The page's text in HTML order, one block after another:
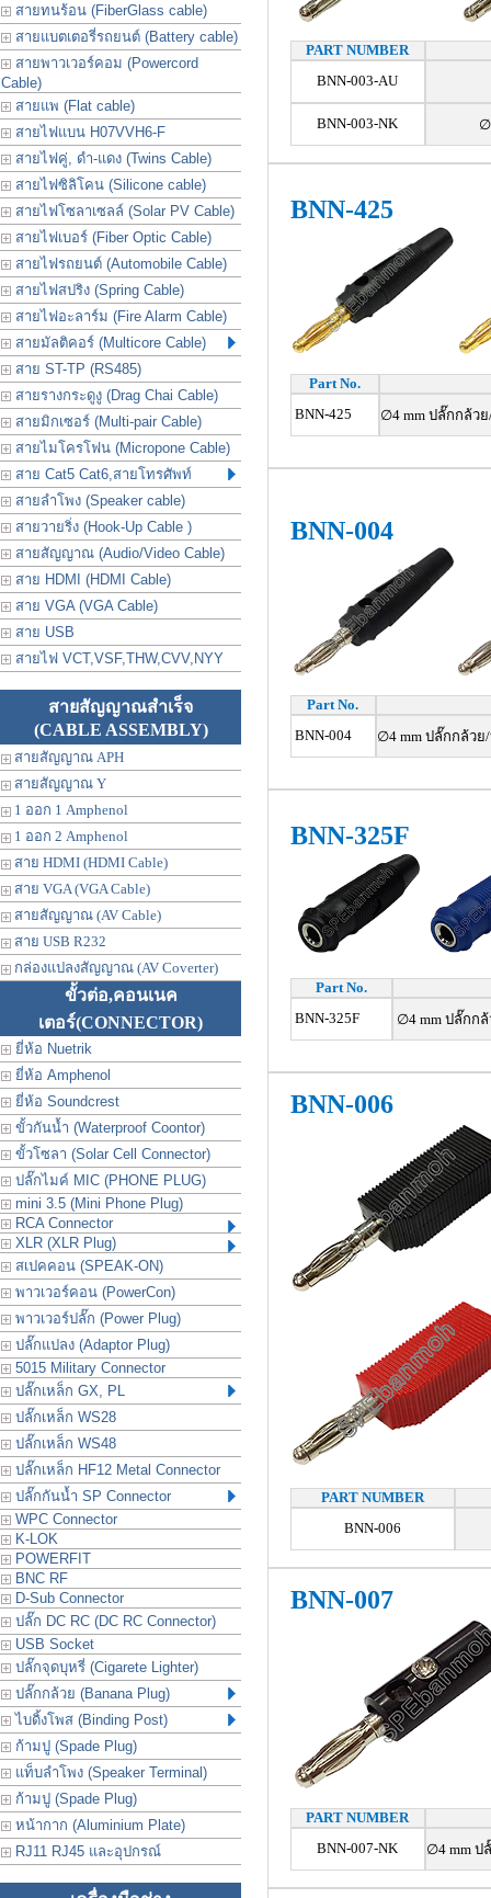
สายทนร้อน (FiberGlass cable)
สายแบตเตอรี่รถยนต์ (Battery cable)
สายพาวเวอร์คอม (Powercord
Cable)
สายแพ (Flat cable)
สายไฟแบน H07VVH6-F
สายไฟคู่, ดำ-แดง (Twins Cable)
สายไฟซิลิโคน (Silicone cable)
สายไฟโซลาเซลล์ (Solar PV Cable)
สายไฟเบอร์ (Fiber Optic Cable)
สายไฟรถยนต์ (Automobile Cable)
สายไฟสปริง (Spring Cable)
สายไฟอะลาร์ม (Fire Alarm Cable)
สายมัลติคอร์ (Multicore Cable)
สาย ST-TP (RS485)
สายรางกระดูงู (Drag Chai Cable)
สายมิกเซอร์ (Multi-pair Cable)
สายไมโครโฟน (Micropone Cable)
สาย Cat5 Cat6,สายโทรศัพท์
สายลำโพง (Speaker cable)
สายวายริ่ง (Hook-Up Cable )
สายสัญญาณ (Audio/Video Cable)
สาย HDMI (HDMI Cable)
สาย VGA (VGA Cable)
สาย USB
สายไฟ VCT,VSF,THW,CVV,NYY
สายสัญญาณสำเร็จ
(CABLE ASSEMBLY)
สายสัญญาณ APH
สายสัญญาณ Y
1 ออก 1 Amphenol
1 ออก 2 Amphenol
สาย HDMI (HDMI Cable)
สาย VGA (VGA Cable)
สายสัญญาณ (AV Cable)
สาย USB R232
กล่องแปลงสัญญาณ (AV Coverter)
ขั้วต่อ,คอนเนค
เตอร์(CONNECTOR)
ยี่ห้อ Nuetrik
ยี่ห้อ Amphenol
ยี่ห้อ Soundcrest
ขั้วกันน้ำ (Waterproof Coontor)
ขั้วโซลา (Solar Cell Connector)
ปลั๊กไมค์ MIC (PHONE PLUG)
mini 3.5 (Mini Phone Plug)
RCA Connector
XLR (XLR Plug)
สเปคคอน (SPEAK-ON)
พาวเวอร์คอน (PowerCon)
พาวเวอร์ปลั๊ก (Power Plug)
ปลั๊กแปลง (Adaptor Plug)
5015 Military Connector
ปลั๊กเหล็ก GX, PL
ปลั๊กเหล็ก WS28
ปลั๊กเหล็ก WS48
ปลั๊กเหล็ก HF12 Metal Connector
ปลั๊กกันน้ำ SP Connector
WPC Connector
K-LOK
POWERFIT
BNC RF
D-Sub Connector
ปลั๊ก DC RC (DC RC Connector)
USB Socket
ปลั๊กจุดบุหรี่ (Cigarete Lighter)
ปลั๊กกล้วย (Banana Plug)
ไบดิ้งโพส (Binding Post)
ก้ามปู (Spade Plug)
แท็บลำโพง (Speaker Terminal)
ก้ามปู (Spade Plug)
หน้ากาก (Aluminium Plate)
RJ11 RJ45 และอุปกรณ์
PART NUMBER
BNN-003-AU
BNN-003-NK
BNN-425
Part No.
BNN-425
∅4 mm ปลั๊กกล้วย
BNN-004
Part No.
BNN-004
∅4 mm ปลั๊กกล้วย
BNN-325F
Part No.
BNN-325F
∅4 mm ปลั๊กก
BNN-006
PART NUMBER
BNN-006
BNN-007
PART NUMBER
BNN-007-NK
∅4 mm ป